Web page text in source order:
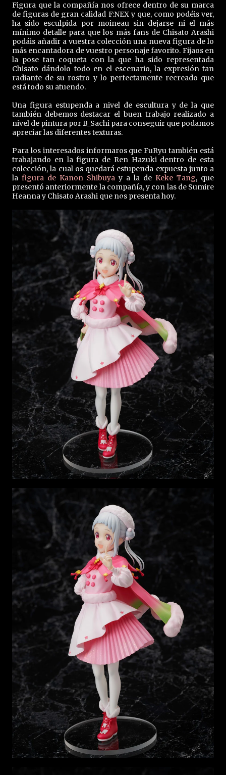
Figura que la compañía nos ofrece dentro de su marca
de figuras de gran calidad F:NEX y que, como podéis ver,
ha sido esculpida por moineau sin dejarse ni el más
mínimo detalle para que los más fans de Chisato Arashi
podáis añadir a vuestra colección una nueva figura de lo
más encantadora de vuestro personaje favorito. Fijaos en
la pose tan coqueta con la que ha sido representada
Chisato dándolo todo en el escenario, la expresión tan
radiante de su rostro y lo perfectamente recreado que
está todo su atuendo.
Una figura estupenda a nivel de escultura y de la que
también debemos destacar el buen trabajo realizado a
nivel de pintura por B_Sachi para conseguir que podamos
apreciar las diferentes texturas.
Para los interesados informaros que FuRyu también está
trabajando en la figura de Ren Hazuki dentro de esta
colección, la cual os quedará estupenda expuesta junto a
la figura de Kanon Shibuya y a la de Keke Tang, que
presentó anteriormente la compañía, y con las de Sumire
Heanna y Chisato Arashi que nos presenta hoy.